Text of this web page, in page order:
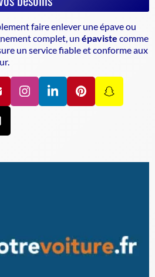
faire enlever une épave ou
complet, un épaviste comme
un service fiable et conforme aux